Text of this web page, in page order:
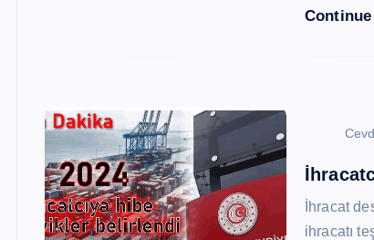
İhracat
ihracatı